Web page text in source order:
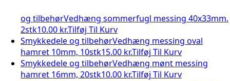
og tilbehørVedhæng sommerfugl messing 40x33mm.
2stk10.00 kr.Tilføj Til Kurv
Smykkedele og tilbehørVedhæng messing oval
hamret 10mm, 10stk15.00 kr.Tilføj Til Kurv
Smykkedele og tilbehørVedhæng mønt messing
hamret 16mm, 20stk10.00 kr.Tilføj Til Kurv